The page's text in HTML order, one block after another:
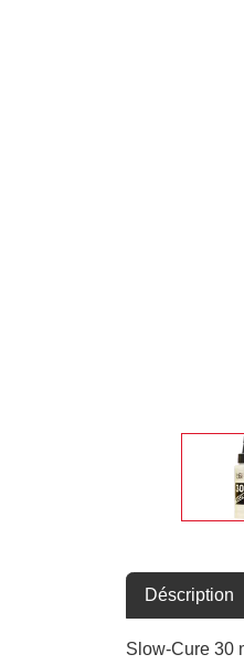
Déscription
Slow-Cure 30